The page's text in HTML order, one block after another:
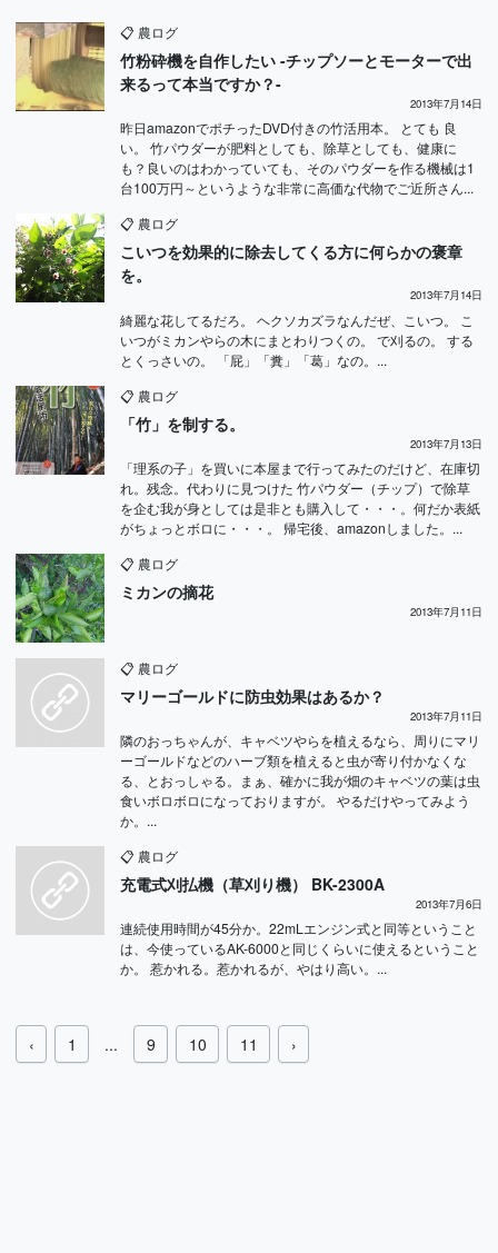
📋 農ログ
竹粉砕機を自作したい -チップソーとモーターで出
来るって本当ですか？-
2013年7月14日
昨日amazonでポチったDVD付きの竹活用本。 とても 良
い。 竹パウダーが肥料としても、除草としても、健康に
も？良いのはわかっていても、そのパウダーを作る機械は1
台100万円～というような非常に高価な代物でご近所さん...
📋 農ログ
こいつを効果的に除去してくる方に何らかの褒章
を。
2013年7月14日
綺麗な花してるだろ。 ヘクソカズラなんだぜ、こいつ。 こ
いつがミカンやらの木にまとわりつくの。 で刈るの。 する
とくっさいの。 「屁」「糞」「葛」なの。...
📋 農ログ
「竹」を制する。
2013年7月13日
「理系の子」を買いに本屋まで行ってみたのだけど、在庫切
れ。残念。代わりに見つけた 竹パウダー（チップ）で除草
を企む我が身としては是非とも購入して・・・。何だか表紙
がちょっとボロに・・・。 帰宅後、amazonしました。...
📋 農ログ
ミカンの摘花
2013年7月11日
📋 農ログ
マリーゴールドに防虫効果はあるか？
2013年7月11日
隣のおっちゃんが、キャベツやらを植えるなら、周りにマリ
ーゴールドなどのハーブ類を植えると虫が寄り付かなくな
る、とおっしゃる。まぁ、確かに我が畑のキャベツの葉は虫
食いボロボロになっておりますが。 やるだけやってみよう
か。...
📋 農ログ
充電式刈払機（草刈り機） BK-2300A
2013年7月6日
連続使用時間が45分か。22mLエンジン式と同等ということ
は、今使っているAK-6000と同じくらいに使えるということ
か。 惹かれる。惹かれるが、やはり高い。...
‹ 1 ... 9 10 11 ›